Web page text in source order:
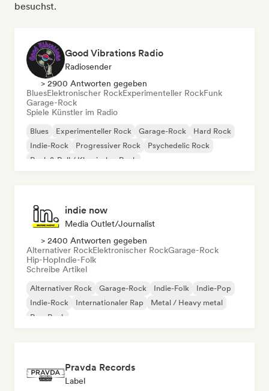
besuchst.
Good Vibrations Radio
Radiosender
> 2900 Antworten gegeben
BluesElektronischer RockExperimenteller RockFunk
Garage-Rock
Spiele Künstler im Radio
Blues Experimenteller Rock Garage-Rock
Hard Rock
Indie-Rock
Progressiver Rock
Psychedelic Rock
Rock & Roll / Klassischer Rock
indie now
Media Outlet/Journalist
> 2400 Antworten gegeben
Alternativer RockElektronischer RockGarage-Rock
Hip-HopIndie-Folk
Schreibe Artikel
Alternativer Rock Garage-Rock Indie-Folk
Indie-Pop
Indie-Rock
Internationaler Rap
Metal / Heavy metal
Pop-Rock
Pravda Records
Label